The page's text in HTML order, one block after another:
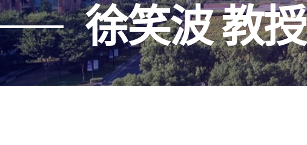
徐笑波 教授